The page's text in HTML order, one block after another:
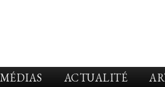
MÉDIAS ACTUALITÉ